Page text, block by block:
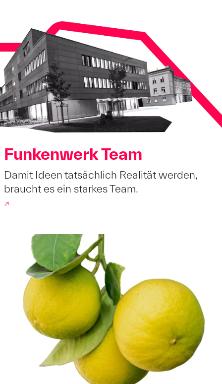
Funkenwerk Team
Damit Ideen tatsächlich Realität werden,
braucht es ein starkes Team.
↗